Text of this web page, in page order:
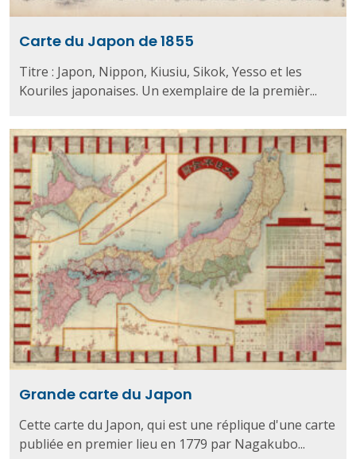
Carte du Japon de 1855
Titre : Japon, Nippon, Kiusiu, Sikok, Yesso et les
Kouriles japonaises. Un exemplaire de la premièr...
Grande carte du Japon
Cette carte du Japon, qui est une réplique d'une carte
publiée en premier lieu en 1779 par Nagakubo...